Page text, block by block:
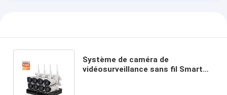
Système de caméra de
vidéosurveillance sans fil Smart